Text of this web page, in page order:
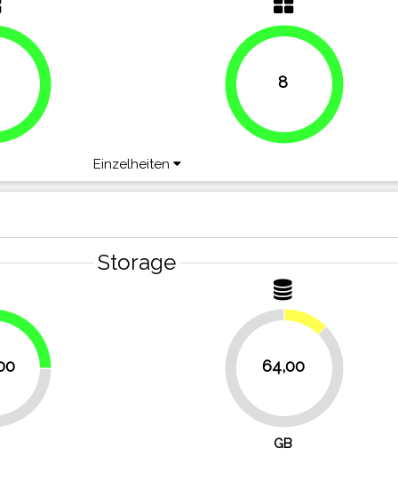
8
100%
Einzelheiten
Storage
25%
64,00
87.5%
12.5%
GB